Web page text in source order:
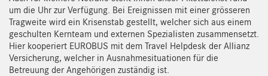
um die Uhr zur Verfügung. Bei Ereignissen mit einer grösseren
Tragweite wird ein Krisenstab gestellt, welcher sich aus einem
geschulten Kernteam und externen Spezialisten zusammensetzt.
Hier kooperiert EUROBUS mit dem Travel Helpdesk der Allianz
Versicherung, welcher in Ausnahmesituationen für die
Betreuung der Angehörigen zuständig ist.